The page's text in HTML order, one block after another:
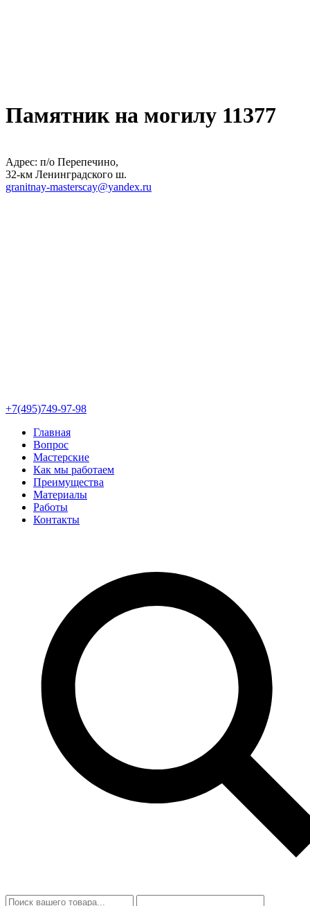
Памятник на могилу 11377
Адрес: п/о Перепечино,
32-км Ленинградского ш.
granitnay-masterscay@yandex.ru
+7(495)749-97-98
Главная
Вопрос
Мастерские
Как мы работаем
Преимущества
Материалы
Работы
Контакты